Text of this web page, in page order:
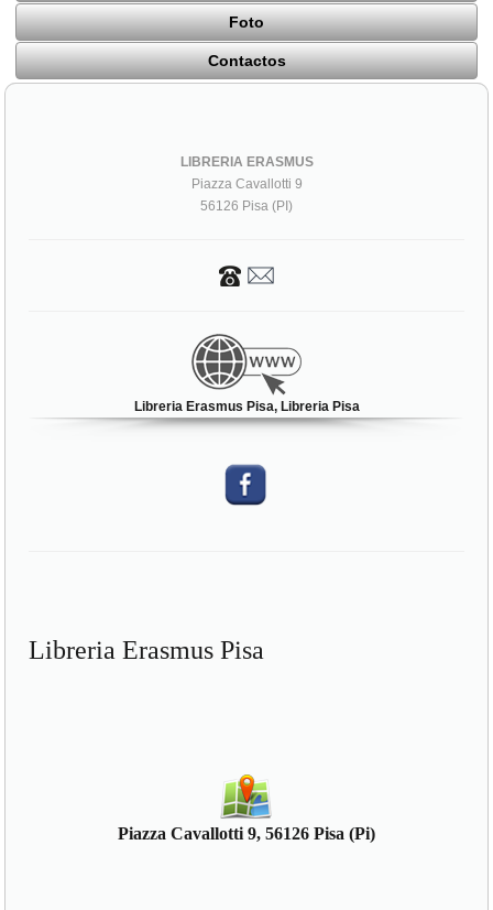
Foto
Contactos
LIBRERIA ERASMUS
Piazza Cavallotti 9
56126 Pisa (PI)
Libreria Erasmus Pisa, Libreria Pisa
Libreria Erasmus Pisa
Piazza Cavallotti 9, 56126 Pisa (Pi)